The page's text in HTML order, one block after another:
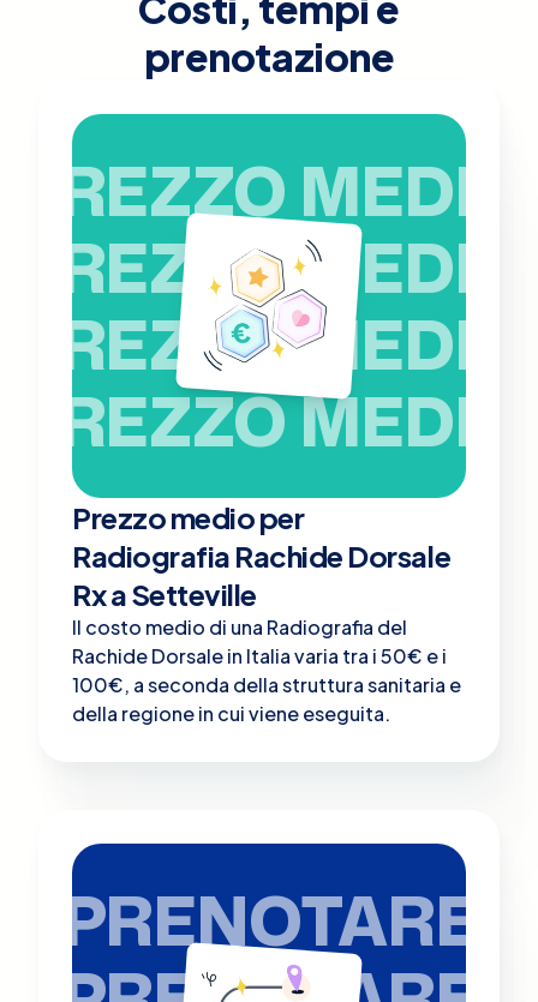
prenotazione
PREZZO MEDIO
PREZZO MEDIO
PREZZO MEDIO
PREZZO MEDIO
Prezzo medio per
Radiografia Rachide Dorsale
Rx a Setteville
Il costo medio di una Radiografia del
Rachide Dorsale in Italia varia tra i 50€ e i
100€, a seconda della struttura sanitaria e
della regione in cui viene eseguita.
PRENOTARE